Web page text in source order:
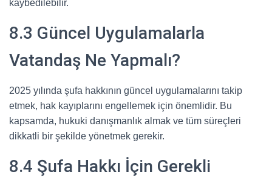
kaybedilebilir.
8.3 Güncel Uygulamalarla
Vatandaş Ne Yapmalı?
2025 yılında şufa hakkının güncel uygulamalarını takip
etmek, hak kayıplarını engellemek için önemlidir. Bu
kapsamda, hukuki danışmanlık almak ve tüm süreçleri
dikkatli bir şekilde yönetmek gerekir.
8.4 Şufa Hakkı İçin Gerekli